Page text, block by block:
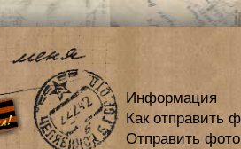
Информация
Как отправить
Отправить